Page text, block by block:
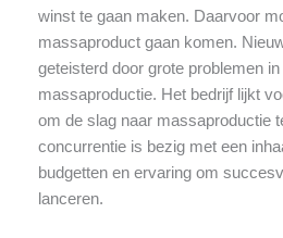
winst te gaan maken. Daarvoor
massaproduct gaan komen.
geteisterd door grote problemen
massaproductie. Het bedrijf lijkt
om de slag naar massaproductie
concurrentie is bezig met een
budgetten en ervaring om
lanceren.